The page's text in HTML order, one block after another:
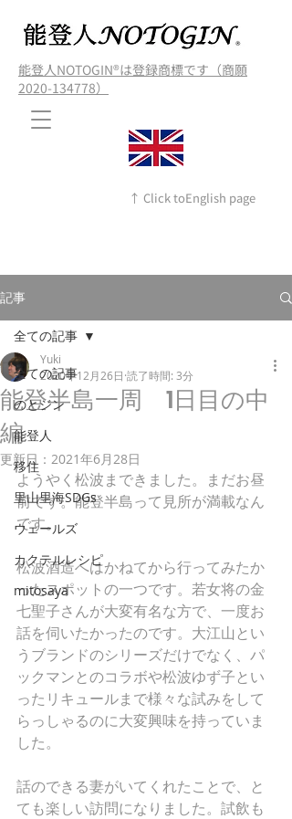
能登人NOTOGIN®️は登録商標です（商願
2020-134778）
↑ Click toEnglish page
記事
全ての記事
のとジン
能登人
移住
里山里海SDGs
ウェールズ
カクテルレシピ
mitosaya
全ての記事
能登半島一周 1日目の中
編
Yuki
2020年12月26日 読了時間: 3分
更新日： 2021年6月28日
ようやく松波まできました。まだお昼
前です。能登半島って見所が満載なん
です。
松波酒造へはかねてから行ってみたか
ったスポットの一つです。若女将の金
七聖子さんが大変有名な方で、一度お
話を伺いたかったのです。大江山とい
うブランドのシリーズだけでなく、パ
ックマンとのコラボや松波ゆず子とい
ったリキュールまで様々な試みをして
らっしゃるのに大変興味を持っていま
した。
話のできる妻がいてくれたことで、と
ても楽しい訪問になりました。試飲も